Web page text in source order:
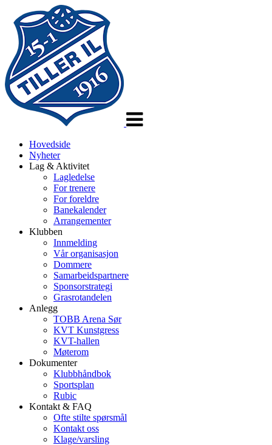
Hovedside
Nyheter
Lag & Aktivitet
Lagledelse
For trenere
For foreldre
Banekalender
Arrangementer
Klubben
Innmelding
Vår organisasjon
Dommere
Samarbeidspartnere
Sponsorstrategi
Grasrotandelen
Anlegg
TOBB Arena Sør
KVT Kunstgress
KVT-hallen
Møterom
Dokumenter
Klubbhåndbok
Sportsplan
Rubic
Kontakt & FAQ
Ofte stilte spørsmål
Kontakt oss
Klage/varsling